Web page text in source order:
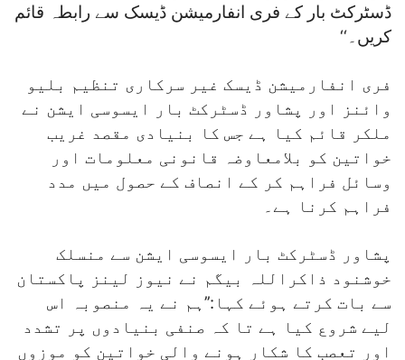
ڈسٹرکٹ بار کے فری انفارمیشن ڈیسک سے رابطہ قائم
کریں۔‘‘
فری انفارمیشن ڈیسک غیر سرکاری تنظیم بلیو
وائنز اور پشاور ڈسٹرکٹ بار ایسوسی ایشن نے
ملکر قائم کیا ہے جس کا بنیادی مقصد غریب
خواتین کو بلامعاوضہ قانونی معلومات اور
وسائل فراہم کر کے انصاف کے حصول میں مدد
فراہم کرنا ہے۔
پشاور ڈسٹرکٹ بار ایسوسی ایشن سے منسلک
خوشنود ذاکراللہ بیگم نے نیوز لینز پاکستان
سے بات کرتے ہوئے کہا:’’ہم نے یہ منصوبہ اس
لیے شروع کیا ہے تا کہ صنفی بنیادوں پر تشدد
اور تعصب کا شکار ہونے والی خواتین کو موزوں